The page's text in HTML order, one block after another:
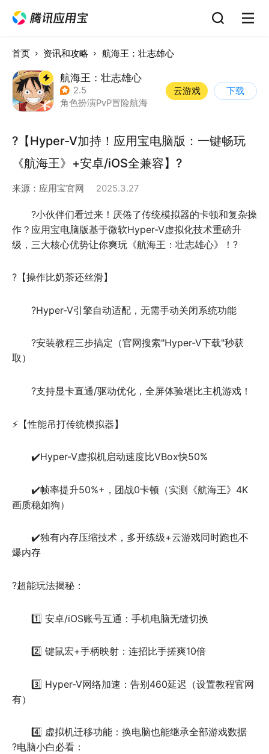
首页 资讯和攻略 航海王：壮志雄心
航海王：壮志雄心
2.5
角色扮演PvP冒险航海
云游戏 下载
?【Hyper-V加持！应用宝电脑版：一键畅玩
《航海王》+安卓/iOS全兼容】?
来源： 应用宝官网 2025.3.27
?小伙伴们看过来！厌倦了传统模拟器的卡顿和复杂操
作？应用宝电脑版基于微软Hyper-V虚拟化技术重磅升
级，三大核心优势让你爽玩《航海王：壮志雄心》！?
?【操作比奶茶还丝滑】
?Hyper-V引擎自动适配，无需手动关闭系统功能
?安装教程三步搞定（官网搜索"Hyper-V下载"秒获
取）
?支持显卡直通/驱动优化，全屏体验堪比主机游戏！
⚡【性能吊打传统模拟器】
✔️Hyper-V虚拟机启动速度比VBox快50%
✔️帧率提升50%+，团战0卡顿（实测《航海王》4K
画质稳如狗）
✔️独有内存压缩技术，多开练级+云游戏同时跑也不
爆内存
?超能玩法揭秘：
1️⃣ 安卓/iOS账号互通：手机电脑无缝切换
2️⃣ 键鼠宏+手柄映射：连招比手搓爽10倍
3️⃣ Hyper-V网络加速：告别460延迟（设置教程官网
有）
4️⃣ 虚拟机迁移功能：换电脑也能继承全部游戏数据
?电脑小白必看：